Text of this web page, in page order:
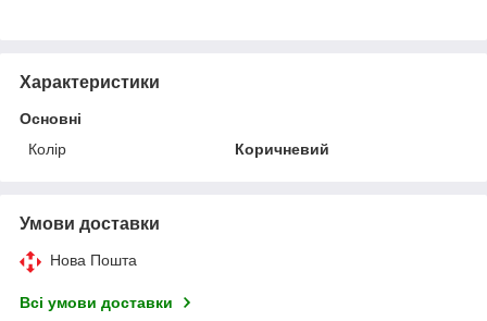
Характеристики
Основні
Колір
Коричневий
Умови доставки
Нова Пошта
Всі умови доставки